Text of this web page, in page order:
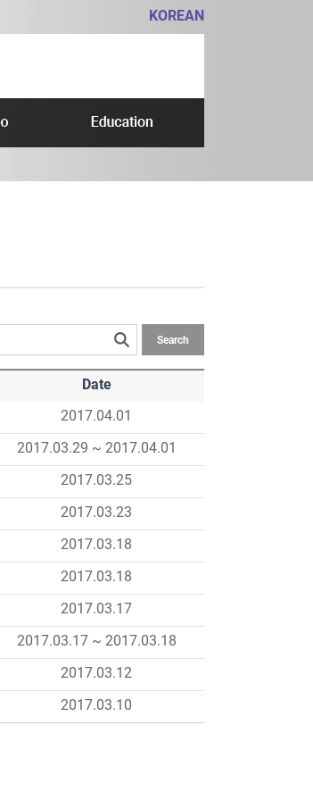
KOREAN
Search
Date
2017.04.01
2017.03.29 ~ 2017.04.01
2017.03.25
2017.03.23
2017.03.18
2017.03.18
2017.03.17
2017.03.17 ~ 2017.03.18
2017.03.12
2017.03.10